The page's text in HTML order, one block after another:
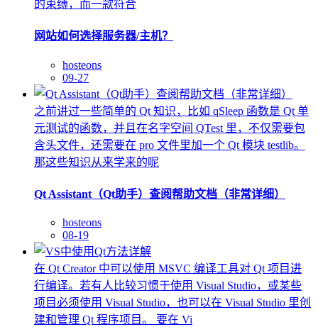
的束缚，而一款符合
网站如何选择服务器/主机？
hosteons
09-27
之前讲过一些简单的 Qt 知识，比如 qSleep 函数是 Qt 单
元测试的函数，并且在名字空间 QTest 里，不仅需要包
含头文件，还需要在 pro 文件里加一个 Qt 模块 testlib。
那这些知识从来学来的呢
Qt Assistant（Qt助手）查阅帮助文档（非常详细）
hosteons
08-19
在 Qt Creator 中可以使用 MSVC 编译工具对 Qt 项目进
行编译。若有人比较习惯于使用 Visual Studio，或某些
项目必须使用 Visual Studio，也可以在 Visual Studio 里创
建和管理 Qt 程序项目。 要在 Vi